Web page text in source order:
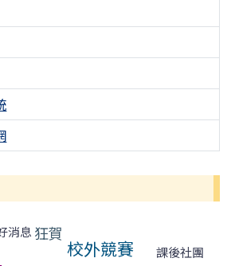
消息 狂賀
校外競賽 課後社團